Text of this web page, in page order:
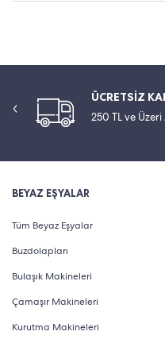
ÜCRETSİZ
250 TL ve
BEYAZ EŞYALAR
Tüm Beyaz Eşyalar
Buzdolapları
Bulaşık Makineleri
Çamaşır Makineleri
Kurutma Makineleri